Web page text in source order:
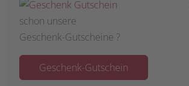
schon unsere
Geschenk-Gutscheine ?
Geschenk-Gutschein